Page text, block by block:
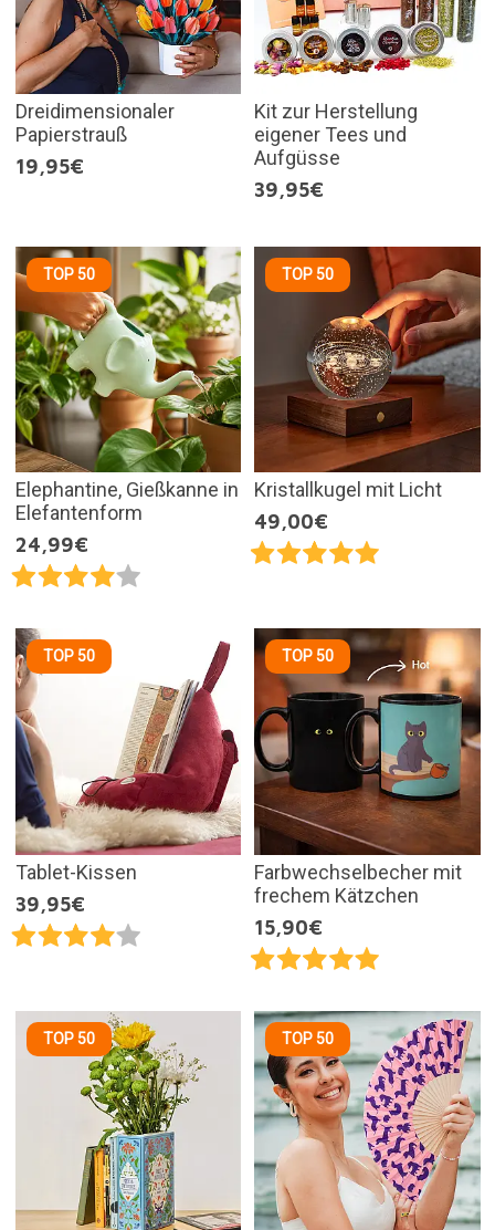
Dreidimensionaler
Papierstrauß
19,95€
Kit zur Herstellung
eigener Tees und
Aufgüsse
39,95€
TOP 50
Elephantine, Gießkanne in
Elefantenform
24,99€
TOP 50
Kristallkugel mit Licht
49,00€
TOP 50
Tablet-Kissen
39,95€
TOP 50
Farbwechselbecher mit
frechem Kätzchen
15,90€
TOP 50 TOP 50